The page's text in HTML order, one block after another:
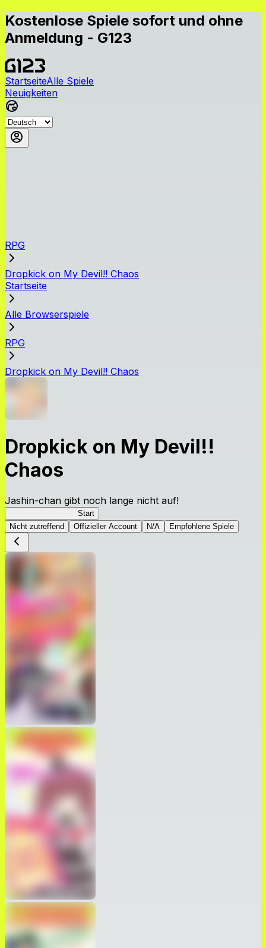
Kostenlose Spiele sofort und ohne
Anmeldung - G123
StartseiteAlle Spiele
Neuigkeiten
RPG
Dropkick on My Devil!! Chaos
Startseite
Alle Browserspiele
RPG
Dropkick on My Devil!! Chaos
Dropkick on My Devil!!
Chaos
Jashin-chan gibt noch lange nicht auf!
Start
Nicht zutreffend
Offizieller Account N/A Empfohlene Spiele